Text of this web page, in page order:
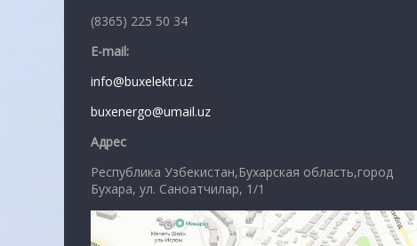
(8365) 225 50 34
E-mail:
info@buxelektr.uz
buxenergo@umail.uz
Адрес
Республика Узбекистан,Бухарская область,город
Бухара, ул. Саноатчилар, 1/1